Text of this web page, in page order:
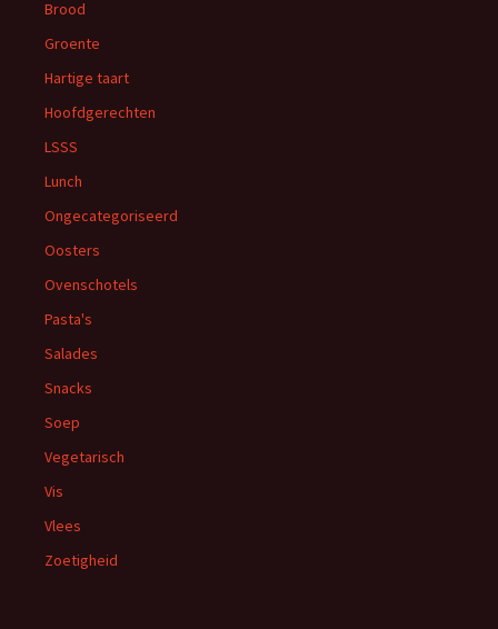
Brood
Groente
Hartige taart
Hoofdgerechten
LSSS
Lunch
Ongecategoriseerd
Oosters
Ovenschotels
Pasta's
Salades
Snacks
Soep
Vegetarisch
Vis
Vlees
Zoetigheid